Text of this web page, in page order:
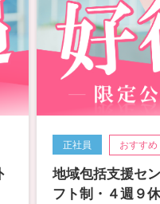
正社員 おすすめ
地域包括支援セ
フト制・４週９休